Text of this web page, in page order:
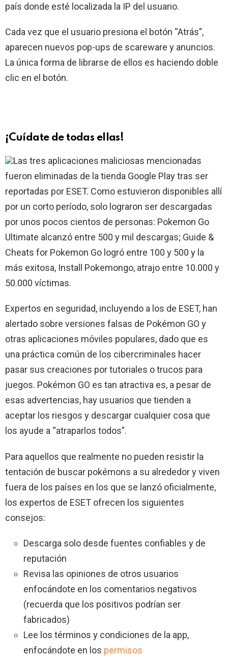
país donde esté localizada la IP del usuario.
Cada vez que el usuario presiona el botón “Atrás”,
aparecen nuevos pop-ups de scareware y anuncios.
La única forma de librarse de ellos es haciendo doble
clic en el botón.
¡Cuídate de todas ellas!
Las tres aplicaciones maliciosas mencionadas
fueron eliminadas de la tienda Google Play tras ser
reportadas por ESET. Como estuvieron disponibles allí
por un corto período, solo lograron ser descargadas
por unos pocos cientos de personas: Pokemon Go
Ultimate alcanzó entre 500 y mil descargas; Guide &
Cheats for Pokemon Go logró entre 100 y 500 y la
más exitosa, Install Pokemongo, atrajo entre 10.000 y
50.000 víctimas.
Expertos en seguridad, incluyendo a los de ESET, han
alertado sobre versiones falsas de Pokémon GO y
otras aplicaciones móviles populares, dado que es
una práctica común de los cibercriminales hacer
pasar sus creaciones por tutoriales o trucos para
juegos. Pokémon GO es tan atractiva es, a pesar de
esas advertencias, hay usuarios que tienden a
aceptar los riesgos y descargar cualquier cosa que
los ayude a “atraparlos todos”.
Para aquellos que realmente no pueden resistir la
tentación de buscar pokémons a su alrededor y viven
fuera de los países en los que se lanzó oficialmente,
los expertos de ESET ofrecen los siguientes
consejos:
Descarga solo desde fuentes confiables y de
reputación
Revisa las opiniones de otros usuarios
enfocándote en los comentarios negativos
(recuerda que los positivos podrían ser
fabricados)
Lee los términos y condiciones de la app,
enfocándote en los permisos